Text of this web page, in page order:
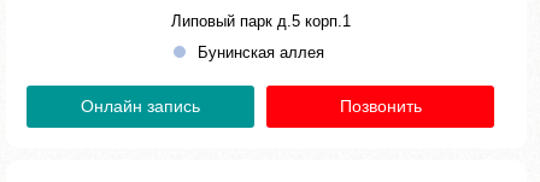
Липовый парк д.5 корп.1
Бунинская аллея
Онлайн запись Позвонить